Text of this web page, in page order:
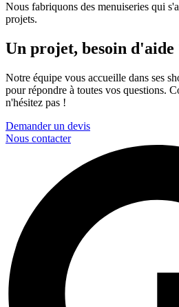
Nous fabriquons des menuiseries qui
projets.
Un projet, besoin d'aide
Notre équipe vous accueille dans ses
pour répondre à toutes vos questions.
n'hésitez pas !
Demander un devis
Nous contacter